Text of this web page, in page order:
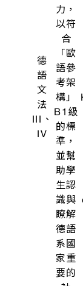
要求
的德
語日
常用
語聽
說能
力：
包括
流行
用字
遣詞
與句
子結
構。